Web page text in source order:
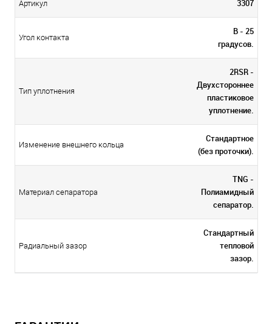
Артикул 3307
Угол контакта
В - 25
градусов.
Тип уплотнения
2RSR -
Двухстороннее
пластиковое
уплотнение.
Изменение внешнего кольца
Стандартное
(без проточки).
Материал сепаратора
TNG -
Полиамидный
сепаратор.
Радиальный зазор
Стандартный
тепловой
зазор.